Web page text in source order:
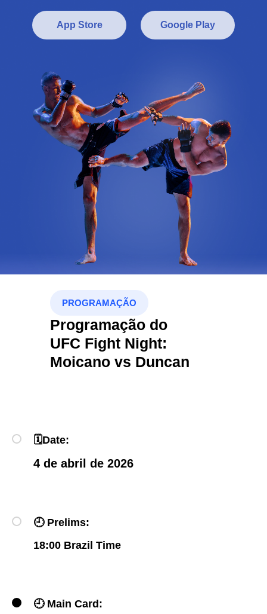
Google Play
App Store
PROGRAMAÇÃO
Programação do
UFC Fight Night:
Moicano vs Duncan
🗓Date:
4 de abril de 2026
🕘 Prelims:
18:00 Brazil Time
🕘 Main Card: